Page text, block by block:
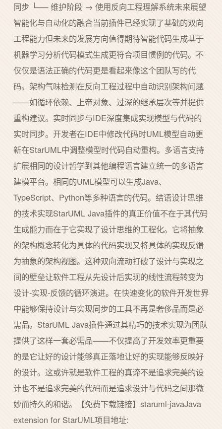
同步 └── 维护阶段 → 使用反向工程理解系统未来展望
智能化与自动化的融合当前插件已经实现了基础的双向
工程能力但未来的发展方向值得期待智能代码生成基于
机器学习分析代码模式生成更符合项目惯例的代码。不
仅仅是语法正确的代码更是看起来像这个团队写的代
码。架构气味检测在反向工程过程中自动识别架构问题
——如循环依赖、上帝对象、过深的继承层次等并提供
重构建议。实时同步与IDE深度集成实现模型与代码的
实时同步。开发者在IDE中修改代码时UML模型自动更
新在StarUML中调整模型时代码自动重构。多语言支持
扩展相同的设计哲学到其他编程语言建立统一的多语言
建模平台。相同的UML模型可以生成Java、
TypeScript、Python等多种语言的代码。结语设计思维
的技术实现StarUML Java插件的真正价值不在于其代码
生成能力而在于它实现了设计思维的工程化。它将抽象
的架构概念转化为具体的代码实现又将具体的实现反馈
为抽象的架构视图。这种双向流动打破了设计与实现之
间的壁垒让软件工程从先设计后实现的线性流程转变为
设计-实现-反馈的循环演进。在快速变化的软件开发世界
中能够保持设计与实现同步的工具不再是奢侈品而是必
需品。StarUML Java插件通过其精巧的技术实现为团队
提供了这样一套必需品——不仅提高了开发效率更重要
的是它让好的设计能够真正落地让好的实现能够反映好
的设计。这或许就是软件工程的真谛不是追求完美的设
计也不是追求完美的代码而是追求设计与代码之间那微
妙而持久的和谐。【免费下载链接】staruml-javaJava
extension for StarUML项目地址: